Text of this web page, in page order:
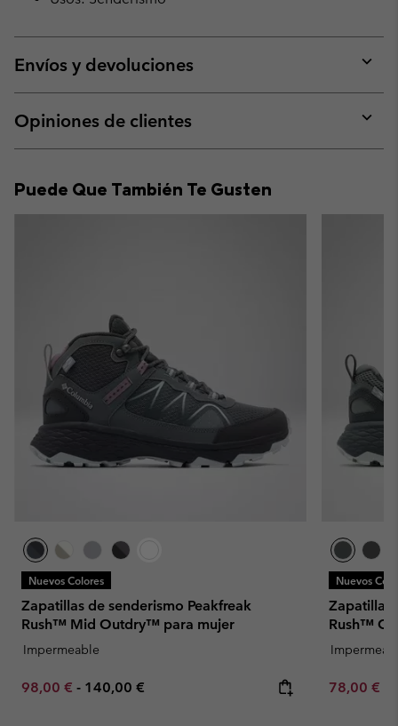
Envíos y devoluciones
or
Opiniones de clientes
or
Puede Que También Te Gusten
Nuevos Colores
Zapatillas de senderismo Peakfreak
Rush™ Mid Outdry™ para mujer
Impermeable
Minimum sale price:
98,00 € - Maximum price:
140,00 €
Nuevos
Zapatillas
Rush™
Minimum
78,00 €